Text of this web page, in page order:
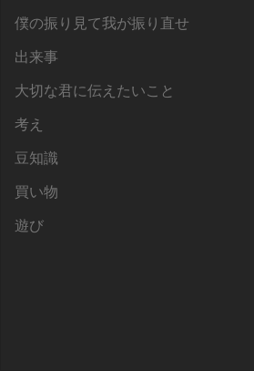
僕の振り見て我が振り直せ
出来事
大切な君に伝えたいこと
考え
豆知識
買い物
遊び